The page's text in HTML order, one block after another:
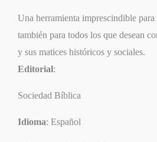
Una herramienta imprescindible
también para todos los que desean
y sus matices históricos y sociales.
Editorial:
Sociedad Bíblica
Idioma: Español